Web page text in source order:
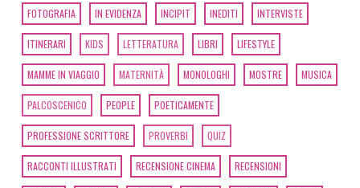
FOTOGRAFIA IN EVIDENZA INCIPIT INEDITI INTERVISTE
ITINERARI KIDS LETTERATURA LIBRI LIFESTYLE
MAMME IN VIAGGIO MATERNITÀ MONOLOGHI MOSTRE MUSICA
PALCOSCENICO PEOPLE POETICAMENTE
PROFESSIONE SCRITTORE PROVERBI QUIZ
RACCONTI ILLUSTRATI RECENSIONE CINEMA RECENSIONI